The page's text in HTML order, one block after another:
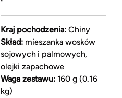
Kraj pochodzenia:Chiny
Skład:mieszanka wosków
sojowych i palmowych,
olejki zapachowe
Waga zestawu:160 g (0.16
kg)